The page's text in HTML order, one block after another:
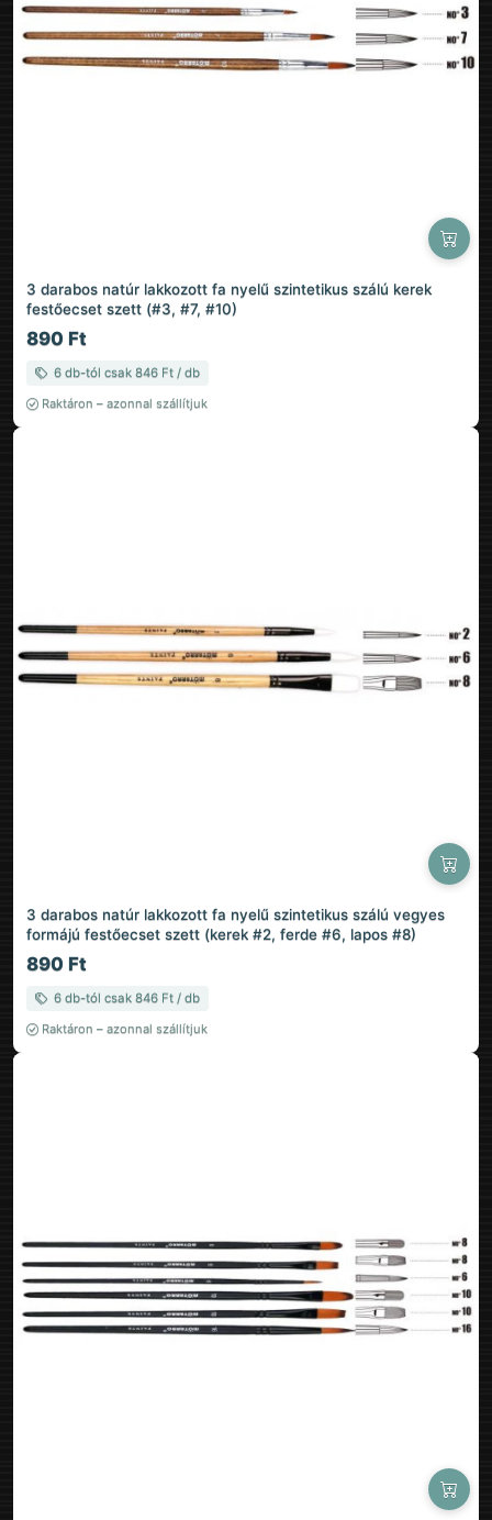
3 darabos natúr lakkozott fa nyelű szintetikus szálú kerek
festőecset szett (#3, #7, #10)
890 Ft
6 db-tól csak 846 Ft / db
Raktáron – azonnal szállítjuk
3 darabos natúr lakkozott fa nyelű szintetikus szálú vegyes
formájú festőecset szett (kerek #2, ferde #6, lapos #8)
890 Ft
6 db-tól csak 846 Ft / db
Raktáron – azonnal szállítjuk